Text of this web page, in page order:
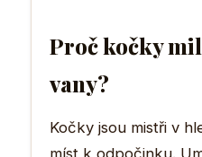
Proč kočky
vany?
Kočky jsou mistři v
míst k odpočinku.